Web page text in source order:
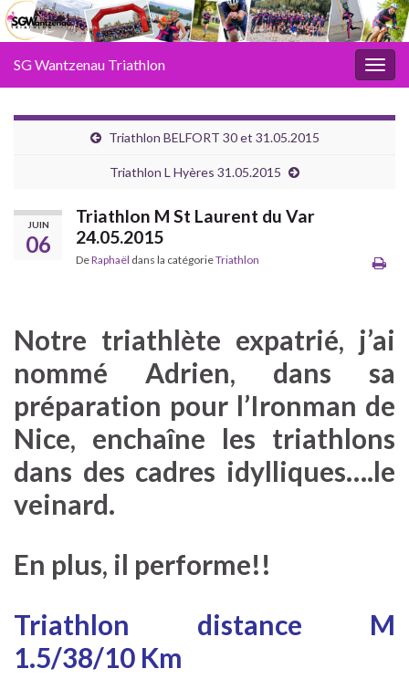
SG Wantzenau Triathlon
Triathlon BELFORT 30 et 31.05.2015
Triathlon L Hyères 31.05.2015
JUIN
06
Triathlon M St Laurent du Var
24.05.2015
DeRaphaël dans la catégorieTriathlon
Notre triathlète expatrié, j’ai
nommé Adrien, dans sa
préparation pour l’Ironman de
Nice, enchaîne les triathlons
dans des cadres idylliques….le
veinard.
En plus, il performe!!
Triathlon distance M
1.5/38/10 Km